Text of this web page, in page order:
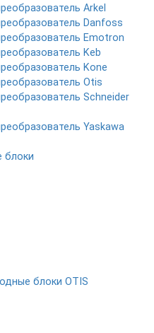
Arkel
Danfoss
Emotron
Keb
Kone
Otis
Schneider
Yaskawa
блоки
блоки OTIS